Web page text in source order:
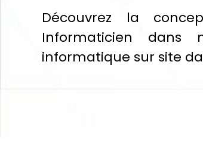
Découvrez la
Informaticien dans
informatique sur site